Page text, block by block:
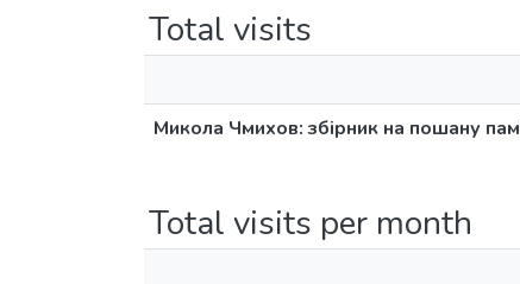
Total visits
Микола Чмихов: збірник на пошану
Total visits per month